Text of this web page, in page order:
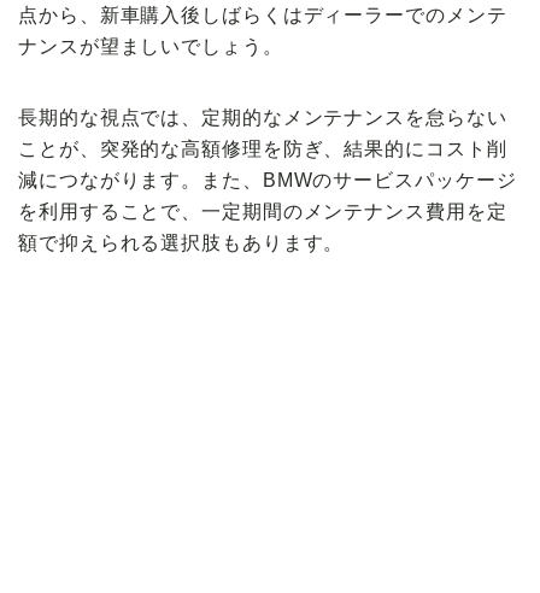
点から、新車購入後しばらくはディーラーでのメンテ
ナンスが望ましいでしょう。
長期的な視点では、定期的なメンテナンスを怠らない
ことが、突発的な高額修理を防ぎ、結果的にコスト削
減につながります。また、BMWのサービスパッケージ
を利用することで、一定期間のメンテナンス費用を定
額で抑えられる選択肢もあります。